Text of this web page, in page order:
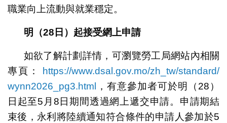
職業向上流動與就業穩定。
明 （28 日 ） 起接受網上申請
如欲了解計劃詳情，可瀏覽勞工局網站內相關
專頁：
https://www.dsal.gov.mo/zh_tw/standard/
wynn2026_pg3.html
，有意參加者可於明（28）
日起至5月8日期間透過網上遞交申請。申請期結
束後，永利將陸續通知符合條件的申請人參加於5